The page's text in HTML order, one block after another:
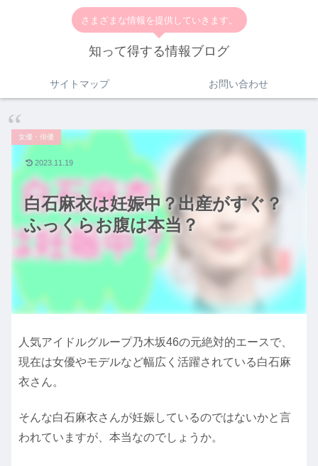
さまざまな情報を提供していきます。
知って得する情報ブログ
サイトマップ お問い合わせ
白石麻衣は妊娠中？出産がすぐ？
ふっくらお腹は本当？
女優・俳優
2023.11.19
人気アイドルグループ乃木坂46の元絶対的エースで、
現在は女優やモデルなど幅広く活躍されている白石麻
衣さん。
そんな白石麻衣さんが妊娠しているのではないかと言
われていますが、本当なのでしょうか。